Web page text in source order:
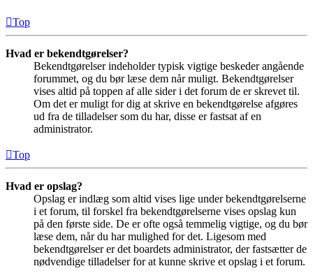
Top
Hvad er bekendtgørelser?
Bekendtgørelser indeholder typisk vigtige beskeder angående
forummet, og du bør læse dem når muligt. Bekendtgørelser
vises altid på toppen af alle sider i det forum de er skrevet til.
Om det er muligt for dig at skrive en bekendtgørelse afgøres
ud fra de tilladelser som du har, disse er fastsat af en
administrator.
Top
Hvad er opslag?
Opslag er indlæg som altid vises lige under bekendtgørelserne
i et forum, til forskel fra bekendtgørelserne vises opslag kun
på den første side. De er ofte også temmelig vigtige, og du bør
læse dem, når du har mulighed for det. Ligesom med
bekendtgørelser er det boardets administrator, der fastsætter de
nødvendige tilladelser for at kunne skrive et opslag i et forum.